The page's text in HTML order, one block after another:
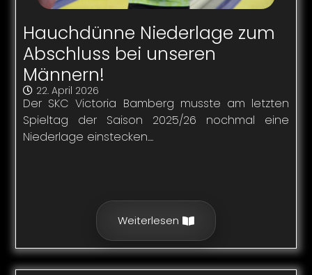
Hauchdünne Niederlage zum
Abschluss bei unseren
Männern!
22. April 2026
Der SKC Victoria Bamberg musste am letzten
Spieltag der Saison 2025/26 nochmal eine
Niederlage einstecken....
Weiterlesen